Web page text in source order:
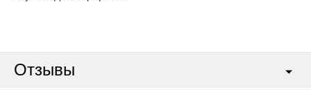
Отзывы